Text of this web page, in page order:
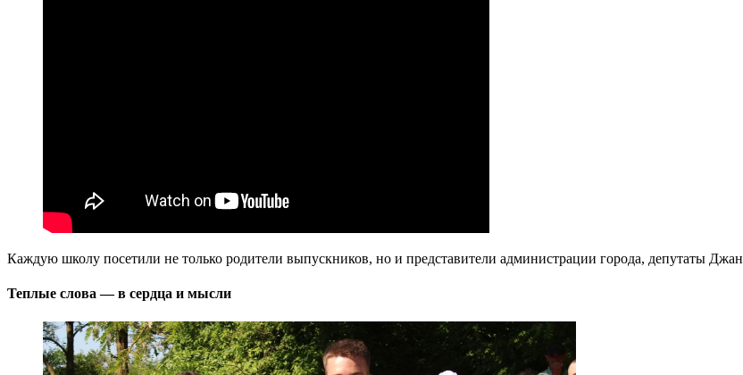
Каждую школу посетили не только родители выпускников, но и представители администрации города, депутаты
Теплые слова — в сердца и мысли